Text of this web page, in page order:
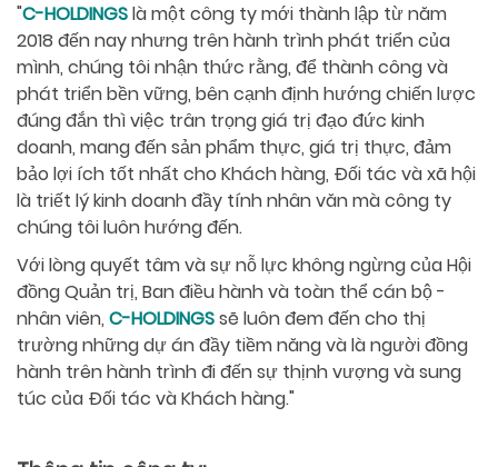
"C-HOLDINGSlà một công ty mới thành lập từ năm
2018 đến nay nhưng trên hành trình phát triển của
mình, chúng tôi nhận thức rằng, để thành công và
phát triển bền vững, bên cạnh định hướng chiến lược
đúng đắn thì việc trân trọng giá trị đạo đức kinh
doanh, mang đến sản phẩm thực, giá trị thực, đảm
bảo lợi ích tốt nhất cho Khách hàng, Đối tác và xã hội
là triết lý kinh doanh đầy tính nhân văn mà công ty
chúng tôi luôn hướng đến.
Với lòng quyết tâm và sự nỗ lực không ngừng của Hội
đồng Quản trị, Ban điều hành và toàn thể cán bộ -
nhân viên, C-HOLDINGSsẽ luôn đem đến cho thị
trường những dự án đầy tiềm năng và là người đồng
hành trên hành trình đi đến sự thịnh vượng và sung
túc của Đối tác và Khách hàng."